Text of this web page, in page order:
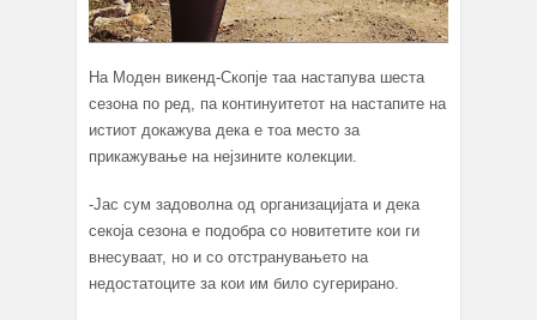
На Моден викенд-Скопје таа настапува шеста
сезона по ред, па континуитетот на настапите на
истиот докажува дека e тоа место за
прикажување на нејзините колекции.
-Jaс сум задоволна од организацијата и дека
секоја сезона е подобра со новитетите кои ги
внесуваат, но и со отстранувањето на
недостатоците за кои им било сугерирано.